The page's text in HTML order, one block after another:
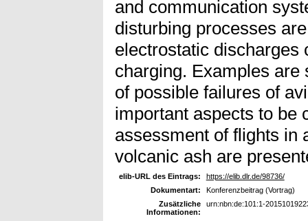
and communication
disturbing processes
electrostatic discharges
charging. Examples
of possible failures of
important aspects to be
assessment of flights in
volcanic ash are
elib-URL des Eintrags:
https://elib.dlr.de/98736/
Dokumentart:
Konferenzbeitrag (Vortrag)
Zusätzliche
Informationen:
urn:nbn:de:101:1-